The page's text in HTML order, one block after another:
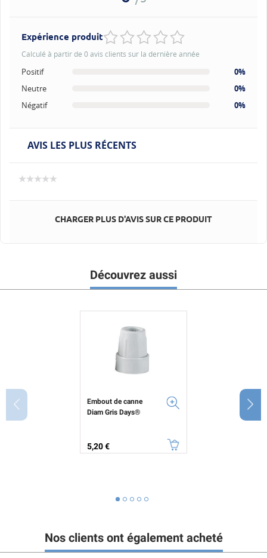
Expérience produit
Calculé à partir de 0 avis clients sur la dernière année
Positif
0%
Neutre
0%
Négatif
0%
AVIS LES PLUS RÉCENTS
CHARGER PLUS D'AVIS SUR CE PRODUIT
Découvrez aussi
Embout de canne
Diam Gris Days®
Prix
5,20 €
Nos clients ont également acheté